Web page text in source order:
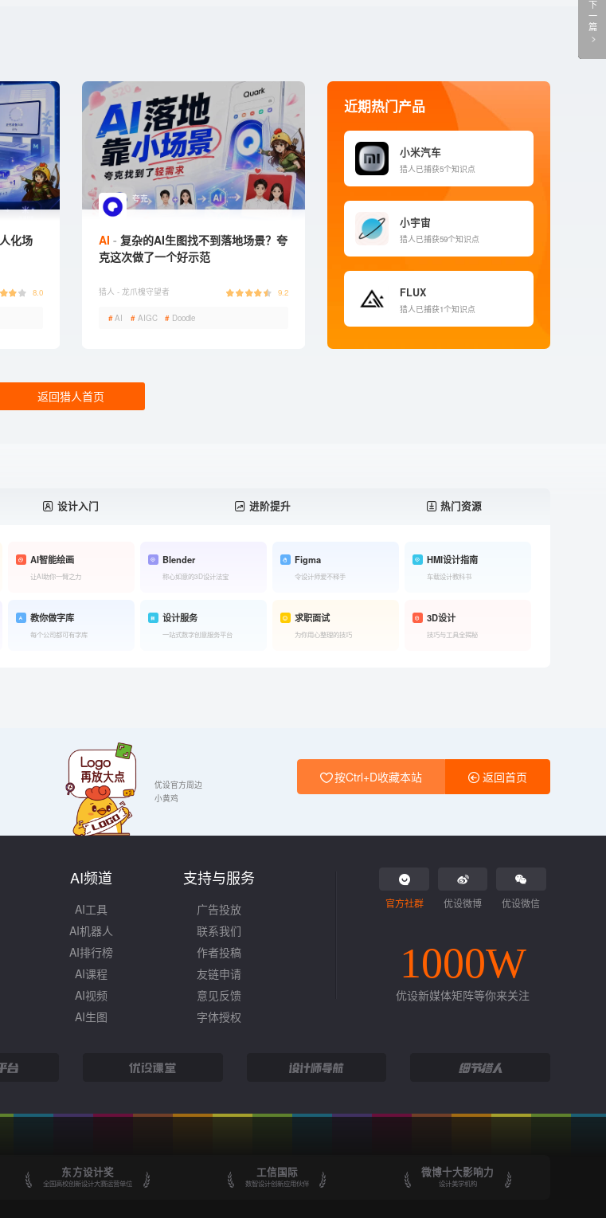
下
一
篇
化场
8.0
夸克
AI
复杂的AI生图找不到落地场景？夸
克这次做了一个好示范
猎人 - 龙爪槐守望者 9.2
# AI # AIGC # Doodle
近期热门产品
小米汽车
猎人已捕获5个知识点
小宇宙
猎人已捕获59个知识点
FLUX
猎人已捕获1个知识点
返回猎人首页
设计入门 进阶提升 热门资源
AI智能绘画
让AI助你一臂之力
Blender
称心如意的3D设计法宝
Figma
令设计师爱不释手
HMI设计指南
车载设计教科书
教你做字库
每个公司都可有字库
设计服务
一站式数字创意服务平台
求职面试
为你用心整理的技巧
3D设计
技巧与工具全揭秘
按Ctrl+D收藏本站 返回首页
优设官方周边
小黄鸡
AI频道
AI工具
AI机器人
AI排行榜
AI课程
AI视频
AI生图
支持与服务
广告投放
联系我们
作者投稿
友链申请
意见反馈
字体授权
官方社群 优设微博 优设微信
1000W
优设新媒体矩阵等你来关注
东方设计奖
全国高校创新设计大赛运营单位
工信国际
数智设计创新应用伙伴
微博十大影响力
设计美学机构